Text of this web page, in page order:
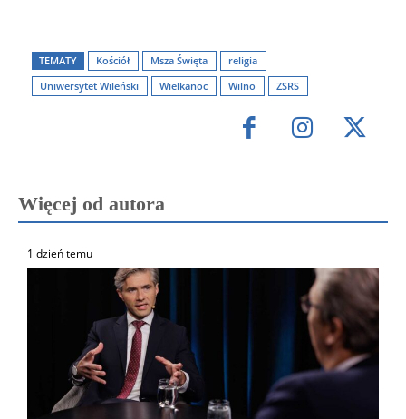
TEMATY Kościół Msza Święta
religia
Uniwersytet Wileński
Wielkanoc Wilno ZSRS
Więcej od autora
1 dzień temu